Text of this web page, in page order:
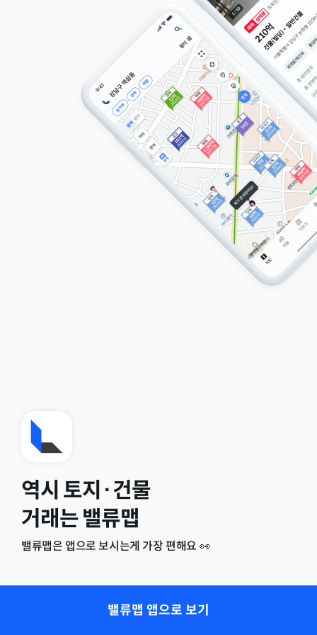
역시 토지·건물
거래는 밸류맵
밸류맵은 앱으로 보시는게 가장 편해요 👀
밸류맵 앱으로 보기